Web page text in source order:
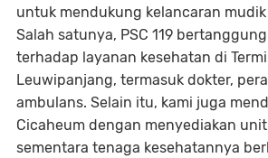
untuk mendukung kelancaran mudik
Salah satunya, PSC 119
terhadap layanan kesehatan di
Leuwipanjang, termasuk dokter,
ambulans. Selain itu, kami juga
Cicaheum dengan menyediakan
sementara tenaga kesehatannya